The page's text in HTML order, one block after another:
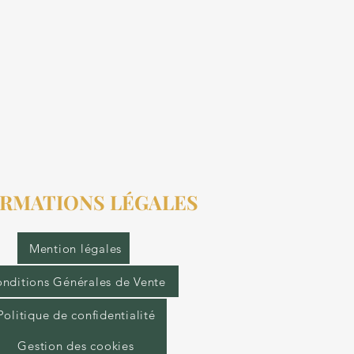
LÉGALES
Mention légales
Générales de Vente
de confidentialité
Gestion des cookies